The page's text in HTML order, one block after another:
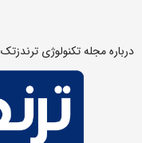
درباره مجله تکنولوژی ترندزتک